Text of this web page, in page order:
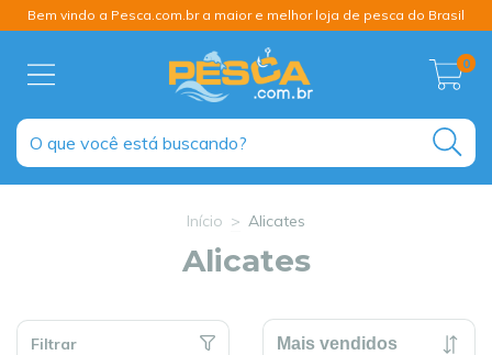
Bem vindo a Pesca.com.br a maior e melhor loja de pesca do Brasil
0
Início > Alicates
Alicates
Filtrar